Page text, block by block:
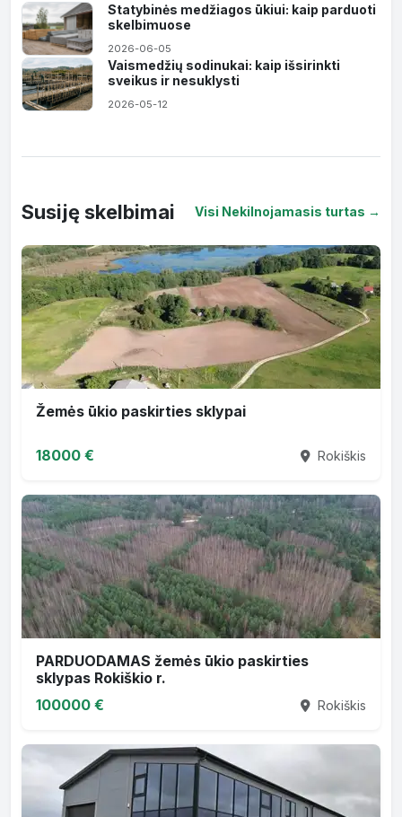
Statybinės medžiagos ūkiui: kaip parduoti
skelbimuose
2026-06-05
Vaismedžių sodinukai: kaip išsirinkti
sveikus ir nesuklysti
2026-05-12
Susiję skelbimai Visi Nekilnojamasis turtas →
Žemės ūkio paskirties sklypai
18000 € Rokiškis
PARDUODAMAS žemės ūkio paskirties
sklypas Rokiškio r.
100000 €
Rokiškis